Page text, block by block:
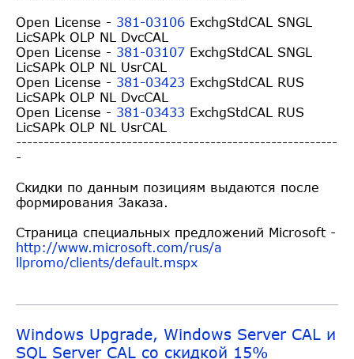
Open License - 381-03106 ExchgStdCAL SNGL
LicSAPk OLP NL DvcCAL
Open License - 381-03107 ExchgStdCAL SNGL
LicSAPk OLP NL UsrCAL
Open License - 381-03423 ExchgStdCAL RUS
LicSAPk OLP NL DvcCAL
Open License - 381-03433 ExchgStdCAL RUS
LicSAPk OLP NL UsrCAL
----------------------------------------------------------
-
Скидки по данным позициям выдаются после
формирования Заказа.
Страница специальных предложений Microsoft -
http://www.microsoft.com/rus/a
llpromo/clients/default.mspx
Windows Upgrade, Windows Server CAL и
SQL Server CAL со скидкой 15%